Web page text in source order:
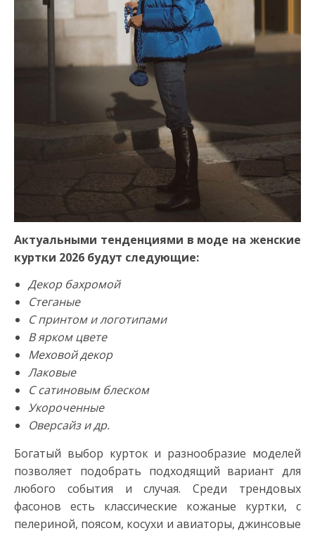
Актуальными тенденциями в моде на женские
куртки 2026 будут следующие:
Декор бахромой
Стеганые
С принтом и логотипами
В ярком цвете
Меховой декор
Лаковые
С сатиновым блеском
Укороченные
Оверсайз и др.
Богатый выбор курток и разнообразие моделей
позволяет подобрать подходящий вариант для
любого события и случая. Среди трендовых
фасонов есть классические кожаные куртки, с
пелериной, поясом, косухи и авиаторы, джинсовые